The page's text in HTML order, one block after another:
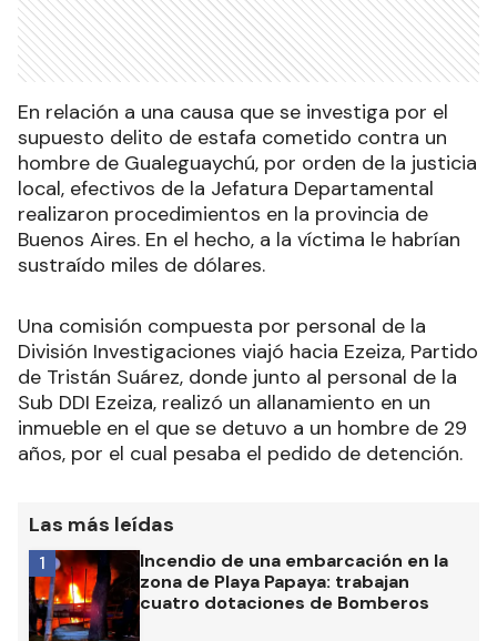
En relación a una causa que se investiga por el
supuesto delito de estafa cometido contra un
hombre de Gualeguaychú, por orden de la justicia
local, efectivos de la Jefatura Departamental
realizaron procedimientos en la provincia de
Buenos Aires. En el hecho, a la víctima le habrían
sustraído miles de dólares.
Una comisión compuesta por personal de la
División Investigaciones viajó hacia Ezeiza, Partido
de Tristán Suárez, donde junto al personal de la
Sub DDI Ezeiza, realizó un allanamiento en un
inmueble en el que se detuvo a un hombre de 29
años, por el cual pesaba el pedido de detención.
Las más leídas
Incendio de una embarcación en la
zona de Playa Papaya: trabajan
cuatro dotaciones de Bomberos
1